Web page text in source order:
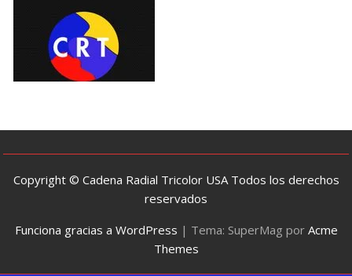
Copyright © Cadena Radial Tricolor USA Todos los derechos
reservados
Funciona gracias a WordPress | Tema: SuperMag por Acme
Themes